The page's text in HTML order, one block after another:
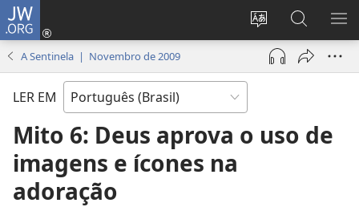
JW.ORG
Mudar
idioma
Log
(abre
janela)
Buscar
no
JW.ORG
A Sentinela | Novembro de 2009
LER EM
Mito 6: Deus aprova o uso de
imagens e ícones na
adoração